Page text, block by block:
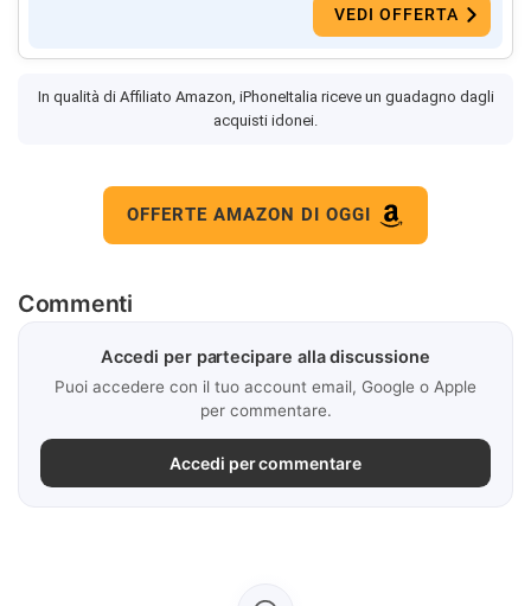
VEDI OFFERTA
In qualità di Affiliato Amazon, iPhoneItalia riceve un guadagno dagli
acquisti idonei.
OFFERTE AMAZON DI OGGI
Commenti
Accedi per partecipare alla discussione
Puoi accedere con il tuo account email, Google o Apple
per commentare.
Accedi per commentare